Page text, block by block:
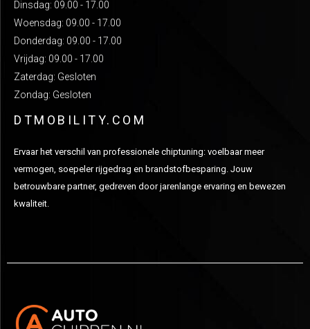
Dinsdag: 09.00 - 17.00
Woensdag: 09.00 - 17.00
Donderdag: 09.00 - 17.00
Vrijdag: 09.00 - 17.00
Zaterdag: Gesloten
Zondag: Gesloten
DTMOBILITY.COM
Ervaar het verschil van professionele chiptuning: voelbaar meer
vermogen, soepeler rijgedrag en brandstofbesparing. Jouw
betrouwbare partner, gedreven door jarenlange ervaring en bewezen
kwaliteit.